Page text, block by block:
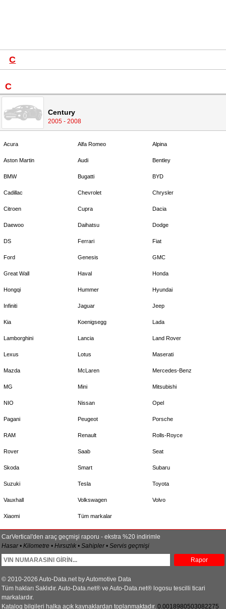
C
C
Century
2005 - 2008
Acura Alfa Romeo Alpina
Aston Martin Audi Bentley
BMW Bugatti BYD
Cadillac Chevrolet Chrysler
Citroen Cupra Dacia
Daewoo Daihatsu Dodge
DS Ferrari Fiat
Ford Genesis GMC
Great Wall Haval Honda
Hongqi Hummer Hyundai
Infiniti Jaguar Jeep
Kia Koenigsegg Lada
Lamborghini Lancia Land Rover
Lexus Lotus Maserati
Mazda McLaren Mercedes-Benz
MG Mini Mitsubishi
NIO Nissan Opel
Pagani Peugeot Porsche
RAM Renault Rolls-Royce
Rover Saab Seat
Skoda Smart Subaru
Suzuki Tesla Toyota
Vauxhall Volkswagen Volvo
Xiaomi Tüm markalar
CarVertical'den araç geçmişi raporu - ekstra %20 indirimle
Hasar • Kilometre • Hırsızlık • Sahipler • Servis geçmişi
Rapor
© 2010-2026 Auto-Data.net by Automotive Data
Tüm hakları Saklıdır. Auto-Data.net® ve Auto-Data.net® logosu tescilli ticari
markalardır.
Katalog bilgileri halka açık kaynaklardan toplanmaktadır. 0.0018980503082275